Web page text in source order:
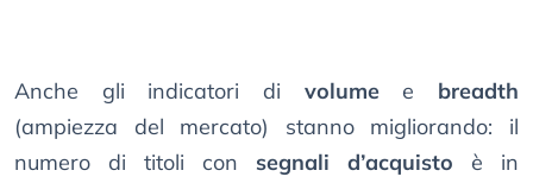
Anche gli indicatori di volumee breadth
(ampiezza del mercato) stanno migliorando: il
numero di titoli con segnali d’acquisto è in